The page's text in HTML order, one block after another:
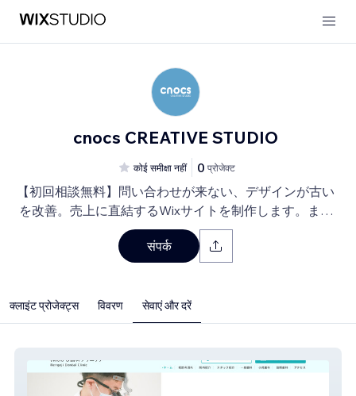
cnocs CREATIVE STUDIO
कोई समीक्षा नहीं 0 प्रोजेक्ट
【初回相談無料】問い合わせが来ない、デザインが古い
を改善。売上に直結するWixサイトを制作します。まず
はお気軽にご相談ください
संपर्क
क्लाइंट प्रोजेक्ट्स विवरण सेवाएं और दरें